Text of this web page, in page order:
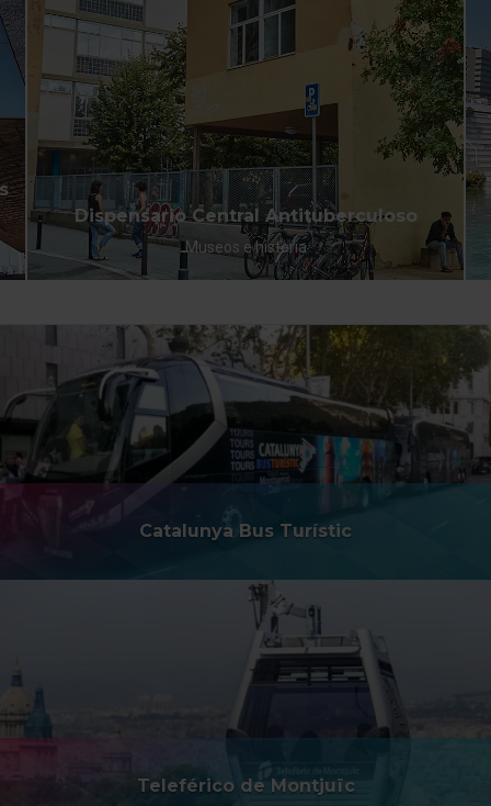
Dispensario Central Antituberculoso
Museos e historia
Catalunya Bus Turístic
Teleférico de Montjuïc